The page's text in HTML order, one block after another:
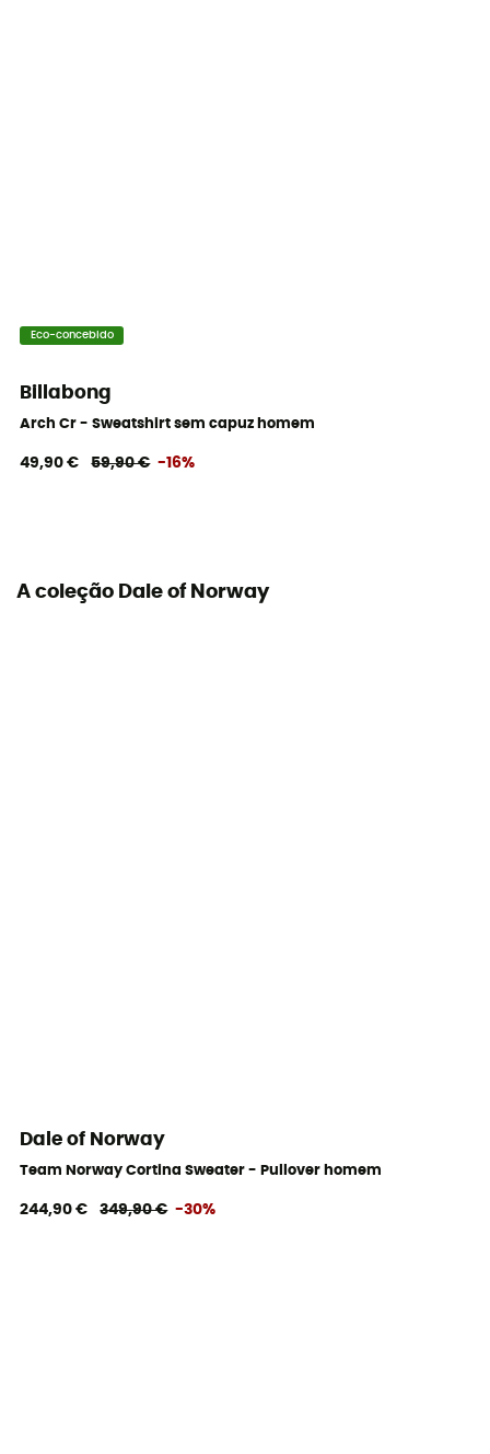
Eco-concebido
Billabong
Arch Cr - Sweatshirt sem capuz homem
49,90 € 59,90 € -16%
A coleção Dale of Norway
Dale of Norway
Team Norway Cortina Sweater - Pullover homem
244,90 € 349,90 € -30%